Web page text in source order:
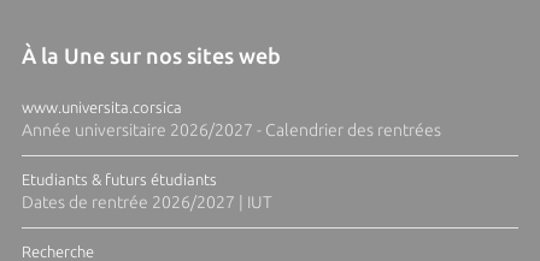
À la Une sur nos sites web
www.universita.corsica
Année universitaire 2026/2027 - Calendrier des rentrées
Etudiants & futurs étudiants
Dates de rentrée 2026/2027 | IUT
Recherche